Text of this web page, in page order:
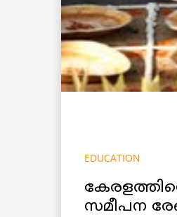
EDUCATION
സമീപന